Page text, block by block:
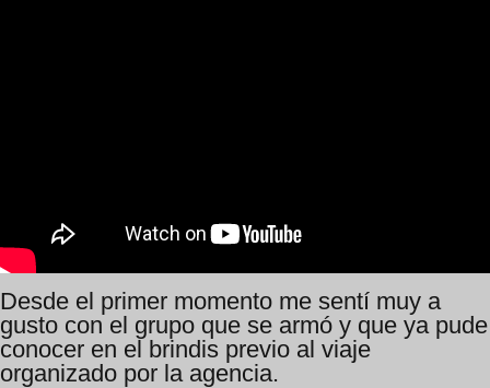
Desde el primer momento me sentí muy a
gusto con el grupo que se armó y que ya pude
conocer en el brindis previo al viaje
organizado por la agencia.